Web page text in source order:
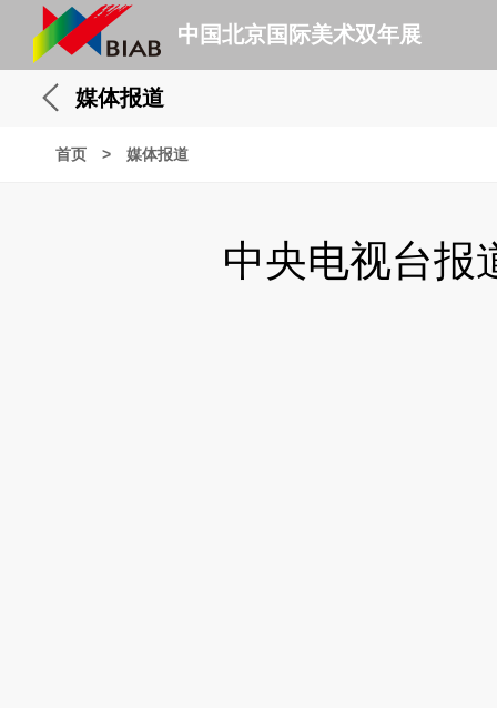
中国北京国际美术双年展
媒体报道
首页 > 媒体报道
中央电视台报